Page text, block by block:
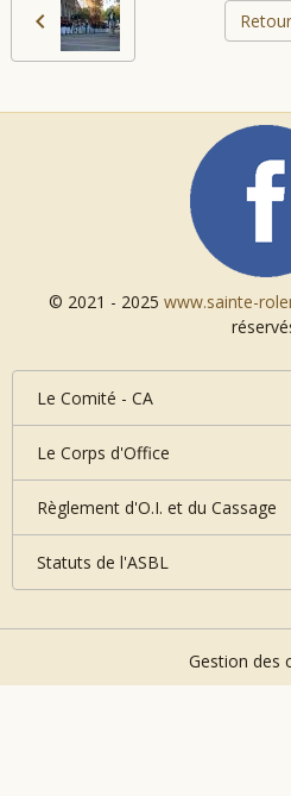
Retour
© 2021 - 2025 www.sainte-
Le Comité - CA
Le Corps d'Office
Règlement d'O.I. et du Cassage
Statuts de l'ASBL
Gestion des